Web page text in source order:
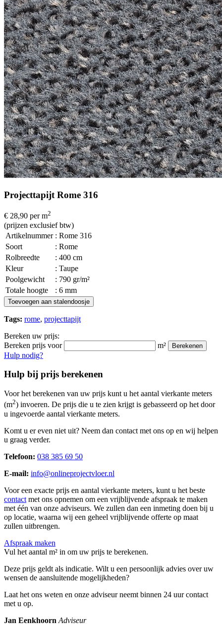
Projecttapijt Rome 316
€ 28,90 per m2
(prijzen exclusief btw)
Artikelnummer : Rome 316
Soort
: Rome
Rolbreedte
: 400 cm
Kleur
: Taupe
Poolgewicht
: 790 gr/m²
Totale hoogte
: 6 mm
Toevoegen aan stalendoosje
Tags: rome, projecttapijt
Bereken uw prijs:
Bereken prijs voor
m² Berekenen
Hulp nodig?
Hulp bij prijs berekenen
Voor het berekenen van uw prijs kunt u het aantal vierkante meters
(m2) invoeren. De prijs die u te zien krijgt is gebasseerd op het door
u ingevoerde aantal vierkante meters.
Komt u er even niet uit? Neem dan contact met ons op en wij helpen
u graag verder.
Telefoon: 038 385 69 50
E-mail: info@onlineprojectvloer.nl
Voor een exacte prijs en aantal vierkante meters, kunt u het beste
contact met ons opnemen om een vrijblijvende afspraak te maken
met één van onze adviseurs. We zullen dan een inmeting doen bij u
op locatie, waarna wij een geheel vrijblijvende offerte op maat
zullen uitbrengen.
Afspraak maken
Vul het aantal m² in om uw prijs te berekenen.
Deze prijs geldt als indicatie. Wilt u een persoonlijk advies over uw
wensen de aansluitende mogelijkheden?
Laat het ons weten en onze adviseur neemt binnen 24 uur contact
met u op.
Jan Eenkhoorn Adviseur